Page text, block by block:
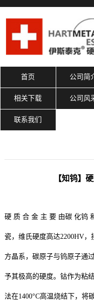
首页 公司简
相关下载 公司风
联系我们
【知钨】
硬 质 合 金 主 要 由碳 化钨
瓷，维氏硬度高达2200HV
方晶系，碳原子与钨原子通
予其极高的硬度。钴作为粘
法在1400°C高温烧结下，将